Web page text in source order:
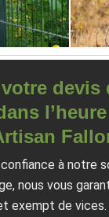
votre devis
à notre
nous vous
exempt de vices.